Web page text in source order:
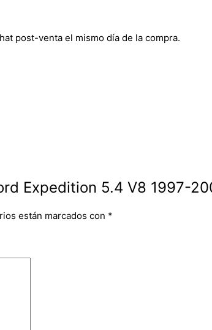
post-venta el mismo día de la compra.
Expedition 5.4 V8 1997-
están marcados con *